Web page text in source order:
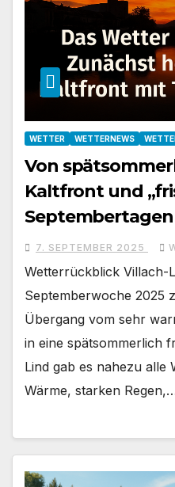
WETTER WETTERNEWS
Von
Kaltfront und
Septembertagen
7. SEPTEMBER 2025
Wetterrückblick Villach-
Septemberwoche 2025
Übergang vom sehr
in eine spätsommerlich
Lind gab es nahezu alle
Wärme, starken